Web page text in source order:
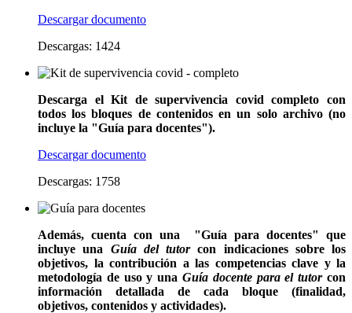
Descargar documento
Descargas: 1424
Descarga el Kit de supervivencia covid completo con
todos los bloques de contenidos en un solo archivo (no
incluye la "Guía para docentes").
Descargar documento
Descargas: 1758
Además, cuenta con una "Guía para docentes"
que
incluye una Guía del tutorcon indicaciones sobre los
objetivos, la contribución a las competencias clave y la
metodología de uso y una Guía docente para el tutorcon
información detallada de cada bloque (finalidad,
objetivos, contenidos y actividades).